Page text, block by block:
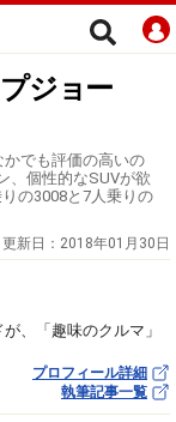
ジョー
でも評価の高いの
、個性的なSUVが欲
の3008と7人乗りの
更新日： 2018年01月30日
、「趣味のクルマ」
プロフィール詳細
執筆記事一覧